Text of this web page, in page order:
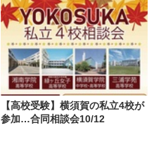
【高校受験】横須賀の私立4校が
参加…合同相談会10/12